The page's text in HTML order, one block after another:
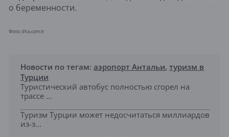
о беременности.
Фото: ​dha.com.tr
Новости по тегам: аэропорт Антальи, туризм в
Турции
Туристический автобус полностью сгорел на
трассе ...
Туризм Турции может недосчитаться миллиардов
из-з...